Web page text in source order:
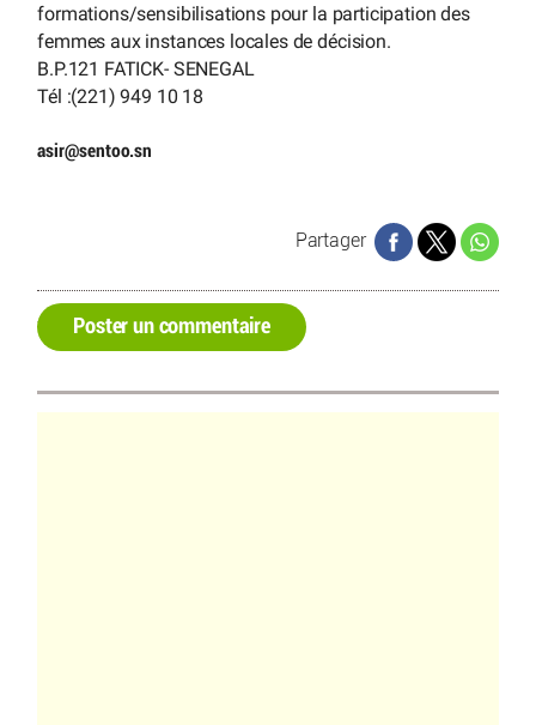
formations/sensibilisations pour la participation des
femmes aux instances locales de décision.
B.P.121 FATICK- SENEGAL
Tél :(221) 949 10 18
asir@sentoo.sn
Partager
Poster un commentaire